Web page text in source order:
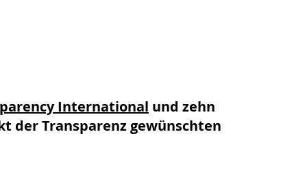
International und zehn
der Transparenz gewünschten